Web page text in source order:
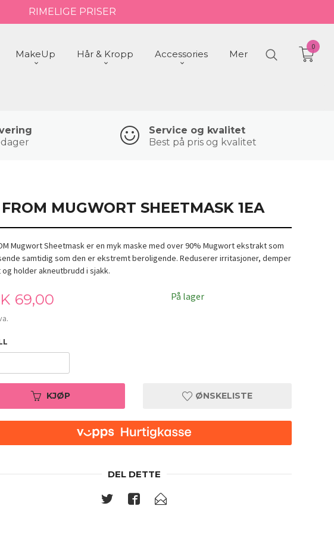
RIMELIGE PRISER
MakeUp Hår & Kropp Accessories Mer
0
Service og kvalitet
Best på pris og kvalitet
MUGWORT SHEETMASK 1EA
Mugwort Sheetmask er en myk maske med over 90% Mugwort ekstrakt som
samtidig som den er ekstremt beroligende. Reduserer irritasjoner, demper
holder akneutbrudd i sjakk.
69,00 På lager
KJØP ØNSKELISTE
DEL DETTE